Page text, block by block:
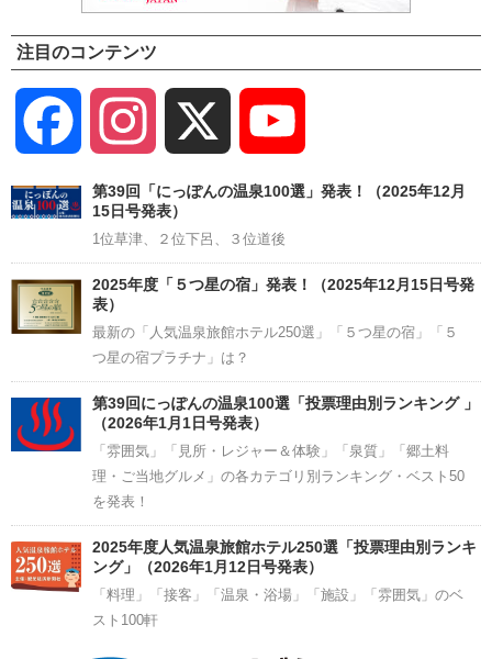
注目のコンテンツ
Facebook Instagram
Channel
第39回「にっぽんの温泉100選」発表！（2025年12月
15日号発表）
1位草津、２位下呂、３位道後
2025年度「５つ星の宿」発表！（2025年12月15日号発
表）
最新の「人気温泉旅館ホテル250選」「５つ星の宿」「５
つ星の宿プラチナ」は？
第39回にっぽんの温泉100選「投票理由別ランキング 」
（2026年1月1日号発表）
「雰囲気」「見所・レジャー＆体験」「泉質」「郷土料
理・ご当地グルメ」の各カテゴリ別ランキング・ベスト50
を発表！
2025年度人気温泉旅館ホテル250選「投票理由別ランキ
ング」（2026年1月12日号発表）
「料理」「接客」「温泉・浴場」「施設」「雰囲気」のベ
スト100軒